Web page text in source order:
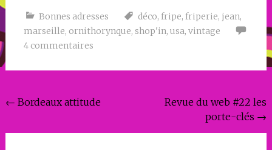
Bonnes adresses déco, fripe, friperie, jean,
marseille, ornithorynque, shop'in, usa, vintage
4 commentaires
Navigation
← Bordeaux attitude
Revue du web #22 les
porte-clés →